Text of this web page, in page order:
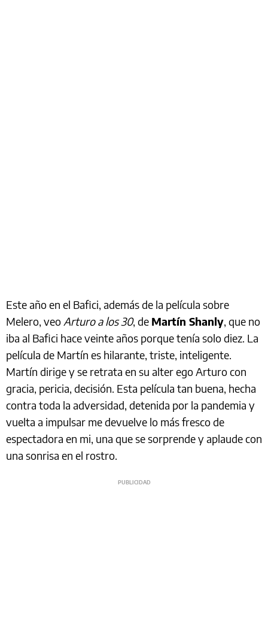
Este año en el Bafici, además de la película sobre
Melero, veo Arturo a los 30, de Martín Shanly, que no
iba al Bafici hace veinte años porque tenía solo diez. La
película de Martín es hilarante, triste, inteligente.
Martín dirige y se retrata en su alter ego Arturo con
gracia, pericia, decisión. Esta película tan buena, hecha
contra toda la adversidad, detenida por la pandemia y
vuelta a impulsar me devuelve lo más fresco de
espectadora en mi, una que se sorprende y aplaude con
una sonrisa en el rostro.